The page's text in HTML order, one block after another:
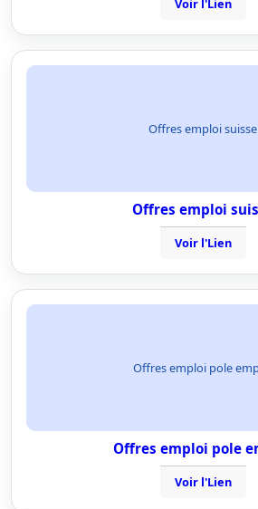
Voir l'Lien
Offres emploi suisse
Offres emploi
Voir l'Lien
Offres emploi pole
Offres emploi pole
Voir l'Lien